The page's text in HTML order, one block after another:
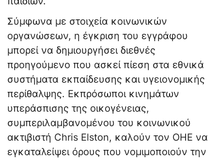
Σύμφωνα με στοιχεία κοινωνικών
οργανώσεων, η έγκριση του εγγράφου
μπορεί να δημιουργήσει διεθνές
προηγούμενο που ασκεί πίεση στα εθνικά
συστήματα εκπαίδευσης και υγειονομικής
περίθαλψης. Εκπρόσωποι κινημάτων
υπεράσπισης της οικογένειας,
συμπεριλαμβανομένου του κοινωνικού
ακτιβιστή Chris Elston, καλούν τον ΟΗΕ να
εγκαταλείψει όρους που νομιμοποιούν την